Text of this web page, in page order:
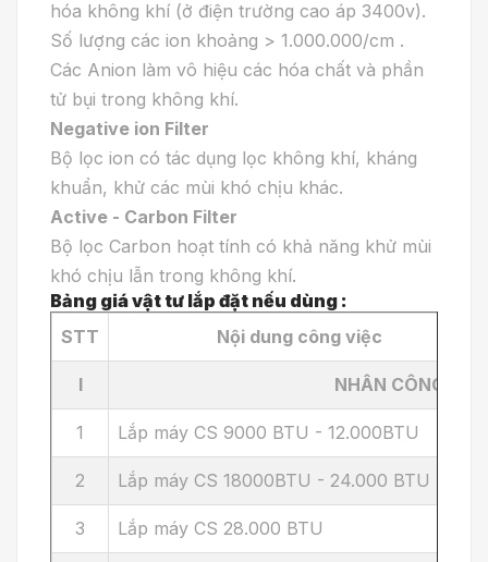
hóa không khí (ở điện trường cao áp 3400v).
Số lượng các ion khoảng > 1.000.000/cm .
Các Anion làm vô hiệu các hóa chất và phần
tử bụi trong không khí.
Negative ion Filter
Bộ lọc ion có tác dụng lọc không khí, kháng
khuẩn, khử các mùi khó chịu khác.
Active - Carbon Filter
Bộ lọc Carbon hoạt tính có khả năng khử mùi
khó chịu lẫn trong không khí.
Bảng giá vật tư lắp đặt nếu dùng :
STT
Nội dung công việc
I NHÂN CÔNG
1 Lắp máy CS 9000 BTU - 12.000BTU
2 Lắp máy CS 18000BTU - 24.000 BTU
3 Lắp máy CS 28.000 BTU